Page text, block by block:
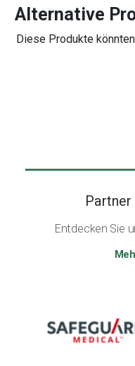
Alternative
Diese Produkte
Partner
Entdecken Sie